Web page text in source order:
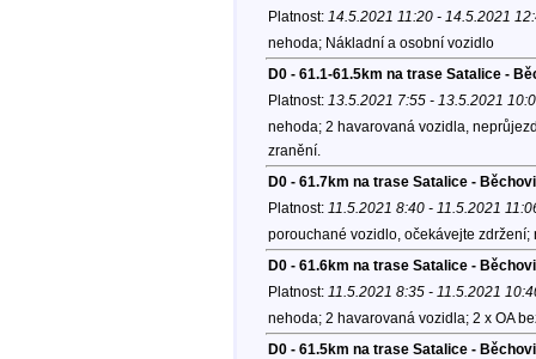
Platnost: 14.5.2021 11:20 - 14.5.2021
nehoda; Nákladní a osobní vozidlo
D0 - 61.1-61.5km na trase Satalice -
Platnost: 13.5.2021 7:55 - 13.5.2021
nehoda; 2 havarovaná vozidla,
zranění.
D0 - 61.7km na trase Satalice -
Platnost: 11.5.2021 8:40 - 11.5.2021
porouchané vozidlo, očekávejte
D0 - 61.6km na trase Satalice -
Platnost: 11.5.2021 8:35 - 11.5.2021
nehoda; 2 havarovaná vozidla; 2 x OA
D0 - 61.5km na trase Satalice -